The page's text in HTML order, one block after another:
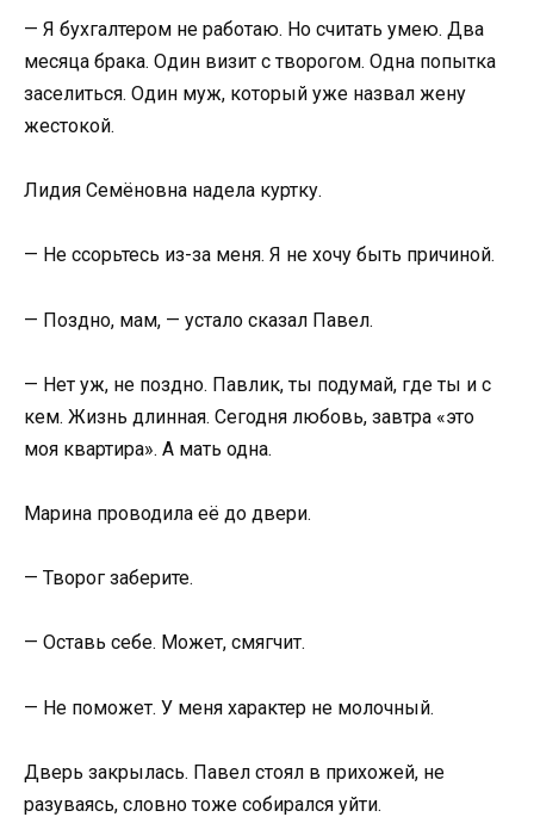
— Я бухгалтером не работаю. Но считать умею. Два
месяца брака. Один визит с творогом. Одна попытка
заселиться. Один муж, который уже назвал жену
жестокой.
Лидия Семёновна надела куртку.
— Не ссорьтесь из-за меня. Я не хочу быть причиной.
— Поздно, мам, — устало сказал Павел.
— Нет уж, не поздно. Павлик, ты подумай, где ты и с
кем. Жизнь длинная. Сегодня любовь, завтра «это
моя квартира». А мать одна.
Марина проводила её до двери.
— Творог заберите.
— Оставь себе. Может, смягчит.
— Не поможет. У меня характер не молочный.
Дверь закрылась. Павел стоял в прихожей, не
разуваясь, словно тоже собирался уйти.